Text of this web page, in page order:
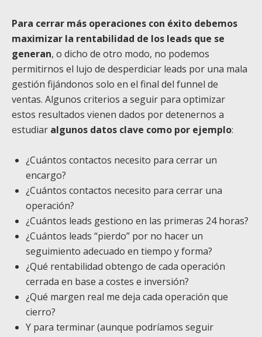
Para cerrar más operaciones con éxito debemos
maximizar la rentabilidad de los leads que se
generan, o dicho de otro modo, no podemos
permitirnos el lujo de desperdiciar leads por una mala
gestión fijándonos solo en el final del funnel de
ventas. Algunos criterios a seguir para optimizar
estos resultados vienen dados por detenernos a
estudiar algunos datos clave como por ejemplo:
¿Cuántos contactos necesito para cerrar un
encargo?
¿Cuántos contactos necesito para cerrar una
operación?
¿Cuántos leads gestiono en las primeras 24 horas?
¿Cuántos leads “pierdo” por no hacer un
seguimiento adecuado en tiempo y forma?
¿Qué rentabilidad obtengo de cada operación
cerrada en base a costes e inversión?
¿Qué margen real me deja cada operación que
cierro?
Y para terminar (aunque podríamos seguir